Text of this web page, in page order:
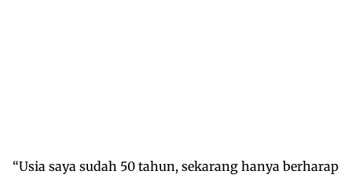
“Usia saya sudah 50 tahun, sekarang hanya berharap